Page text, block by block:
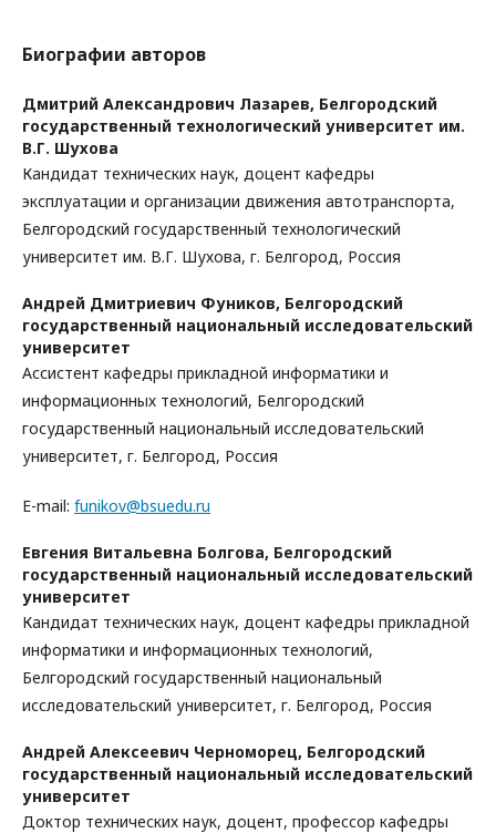
Биографии авторов
Дмитрий Александрович Лазарев, Белгородский
государственный технологический университет им.
В.Г. Шухова
Кандидат технических наук, доцент кафедры
эксплуатации и организации движения автотранспорта,
Белгородский государственный технологический
университет им. В.Г. Шухова, г. Белгород, Россия
Андрей Дмитриевич Фуников, Белгородский
государственный национальный исследовательский
университет
Ассистент кафедры прикладной информатики и
информационных технологий, Белгородский
государственный национальный исследовательский
университет, г. Белгород, Россия
E-mail: funikov@bsuedu.ru
Евгения Витальевна Болгова, Белгородский
государственный национальный исследовательский
университет
Кандидат технических наук, доцент кафедры прикладной
информатики и информационных технологий,
Белгородский государственный национальный
исследовательский университет, г. Белгород, Россия
Андрей Алексеевич Черноморец, Белгородский
государственный национальный исследовательский
университет
Доктор технических наук, доцент, профессор кафедры